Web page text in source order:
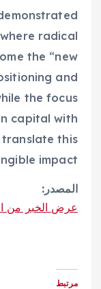
radical
the “new
and
the focus
capital with
this
impact.
المصدر:
عرض الخبر من
مرتبط